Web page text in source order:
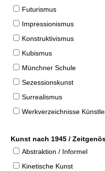
Futurismus
Impressionismus
Konstruktivismus
Kubismus
Münchner Schule
Sezessionskunst
Surrealismus
Werkverzeichnisse
Kunst nach 1945 /
Abstraktion / Informel
Kinetische Kunst